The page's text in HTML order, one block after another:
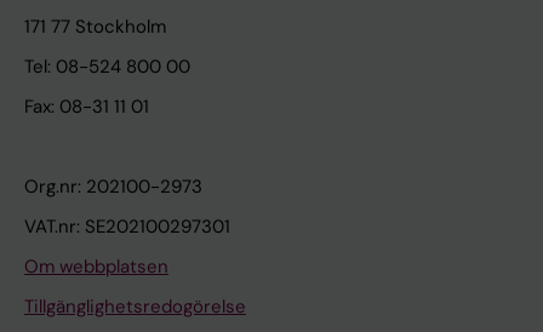
171 77 Stockholm
Tel: 08-524 800 00
Fax: 08-31 11 01
Org.nr: 202100-2973
VAT.nr: SE202100297301
Om webbplatsen
Tillgänglighetsredogörelse